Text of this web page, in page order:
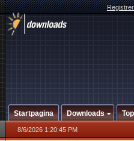
Startpagina Downloads
8/6/2026 1:20:45 PM